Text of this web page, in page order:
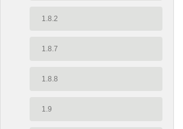
1.8.2
1.8.7
1.8.8
1.9